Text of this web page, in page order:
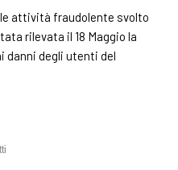
attività fraudolente svolto
rilevata il 18 Maggio la
danni degli utenti del